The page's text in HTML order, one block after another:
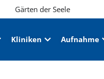
Gärten der Seele
Kliniken Aufnahme